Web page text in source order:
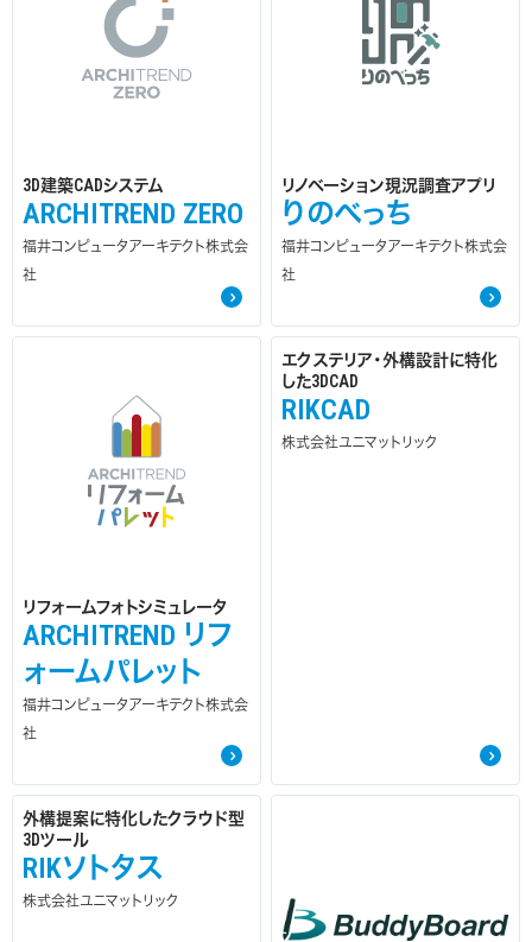
3D建築CADシステム
ARCHITREND ZERO
福井コンピュータアーキテクト株式会
社
リノベーション現況調査アプリ
りのべっち
福井コンピュータアーキテクト株式会
社
リフォームフォトシミュレータ
ARCHITREND リフ
ォームパレット
福井コンピュータアーキテクト株式会
社
エクステリア・外構設計に特化
した3DCAD
RIKCAD
株式会社ユニマットリック
外構提案に特化したクラウド型
3Dツール
RIKソトタス
株式会社ユニマットリック